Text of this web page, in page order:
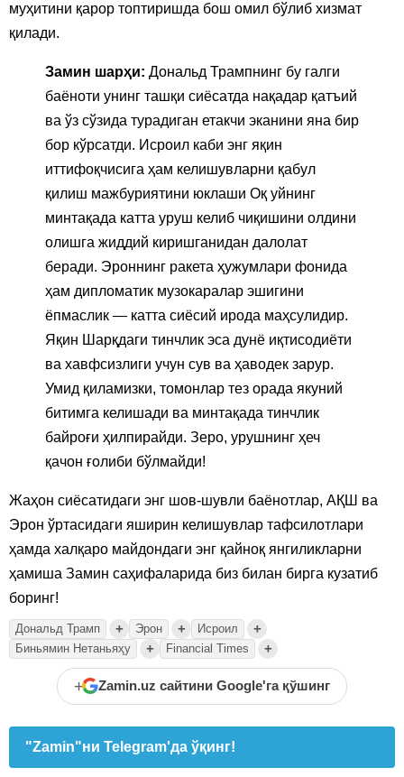
муҳитини қарор топтиришда бош омил бўлиб хизмат
қилади.
Замин шарҳи: Дональд Трампнинг бу галги
баёноти унинг ташқи сиёсатда нақадар қатъий
ва ўз сўзида турадиган етакчи эканини яна бир
бор кўрсатди. Исроил каби энг яқин
иттифоқчисига ҳам келишувларни қабул
қилиш мажбуриятини юклаши Оқ уйнинг
минтақада катта уруш келиб чиқишини олдини
олишга жиддий киришганидан далолат
беради. Эроннинг ракета ҳужумлари фонида
ҳам дипломатик музокаралар эшигини
ёпмаслик — катта сиёсий ирода маҳсулидир.
Яқин Шарқдаги тинчлик эса дунё иқтисодиёти
ва хавфсизлиги учун сув ва ҳаводек зарур.
Умид қиламизки, томонлар тез орада якуний
битимга келишади ва минтақада тинчлик
байроғи ҳилпирайди. Зеро, урушнинг ҳеч
қачон ғолиби бўлмайди!
Жаҳон сиёсатидаги энг шов-шувли баёнотлар, АҚШ ва
Эрон ўртасидаги яширин келишувлар тафсилотлари
ҳамда халқаро майдондаги энг қайноқ янгиликларни
ҳамиша Замин саҳифаларида биз билан бирга кузатиб
боринг!
Дональд Трамп + Эрон + Исроил +
Биньямин Нетаньяҳу + Financial Times +
+ Zamin.uz сайтини Google'га қўшинг
"Zamin"ни Telegram'да ўқинг!